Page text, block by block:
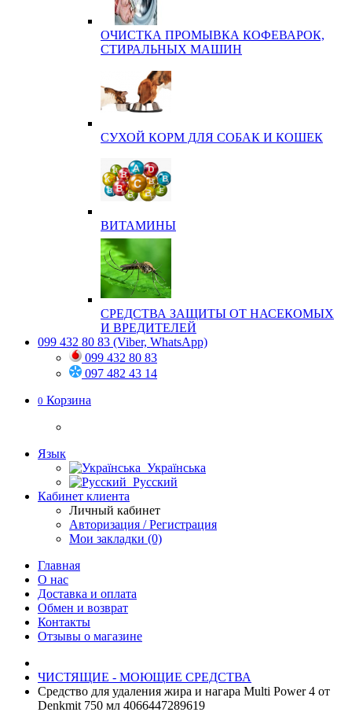
ОЧИСТКА ПРОМЫВКА КОФЕВАРОК,
СТИРАЛЬНЫХ МАШИН
СУХОЙ КОРМ ДЛЯ СОБАК И КОШЕК
ВИТАМИНЫ
СРЕДСТВА ЗАЩИТЫ ОТ НАСЕКОМЫХ
И ВРЕДИТЕЛЕЙ
099 432 80 83 (Viber, WhatsApp)
099 432 80 83
097 482 43 14
0 Корзина
Язык
Українська
Русский
Кабинет клиента
Личный кабинет
Авторизация / Регистрация
Мои закладки (0)
Главная
О нас
Доставка и оплата
Обмен и возврат
Контакты
Отзывы о магазине
ЧИСТЯЩИЕ - МОЮЩИЕ СРЕДСТВА
Средство для удаления жира и нагара Multi Power 4 от
Denkmit 750 мл 4066447289619